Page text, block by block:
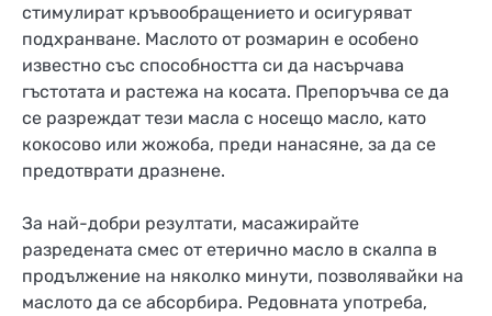
стимулират кръвообращението и осигуряват
подхранване. Маслото от розмарин е особено
известно със способността си да насърчава
гъстотата и растежа на косата. Препоръчва се да
се разреждат тези масла с носещо масло, като
кокосово или жожоба, преди нанасяне, за да се
предотврати дразнене.
За най-добри резултати, масажирайте
разредената смес от етерично масло в скалпа в
продължение на няколко минути, позволявайки на
маслото да се абсорбира. Редовната употреба,